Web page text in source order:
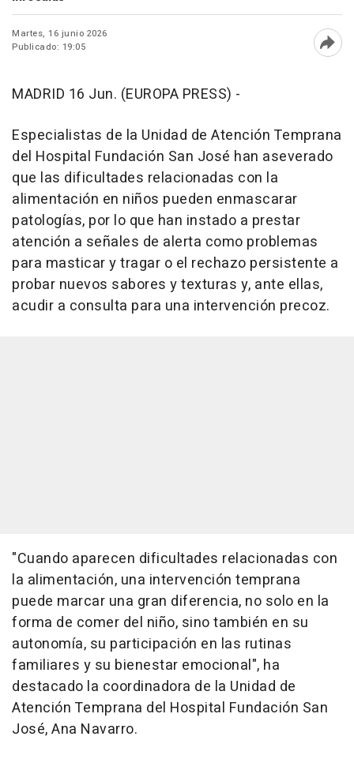
Martes, 16 junio 2026
Publicado: 19:05
MADRID 16 Jun. (EUROPA PRESS) -
Especialistas de la Unidad de Atención Temprana
del Hospital Fundación San José han aseverado
que las dificultades relacionadas con la
alimentación en niños pueden enmascarar
patologías, por lo que han instado a prestar
atención a señales de alerta como problemas
para masticar y tragar o el rechazo persistente a
probar nuevos sabores y texturas y, ante ellas,
acudir a consulta para una intervención precoz.
"Cuando aparecen dificultades relacionadas con
la alimentación, una intervención temprana
puede marcar una gran diferencia, no solo en la
forma de comer del niño, sino también en su
autonomía, su participación en las rutinas
familiares y su bienestar emocional", ha
destacado la coordinadora de la Unidad de
Atención Temprana del Hospital Fundación San
José, Ana Navarro.